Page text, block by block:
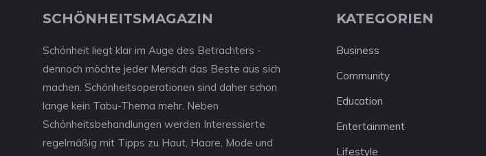
SCHÖNHEITSMAGAZIN
Schönheit liegt klar im Auge des Betrachters -
dennoch möchte jeder Mensch das Beste aus sich
machen. Schönheitsoperationen sind daher schon
lange kein Tabu-Thema mehr. Neben
Schönheitsbehandlungen werden Interessierte
regelmäßig mit Tipps zu Haut, Haare, Mode und
KATEGORIEN
Business
Community
Education
Entertainment
Lifestyle